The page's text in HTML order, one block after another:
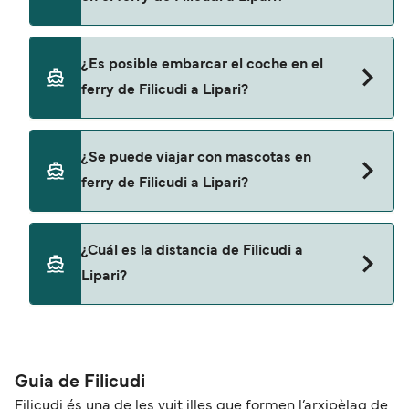
Además, también puedes consultar nuestra
página de ofertas para descrubrir las últimas
navieras.
a Lipari con:
¿Es posible embarcar el coche en el
ferry de Filicudi a Lipari?
Lipari con
¿Se puede viajar con mascotas en
ferry de Filicudi a Lipari?
ferry. Puede que necesites el pasaporte de tus
mascotas y otros documentos. Actualmente
puedes viajar con mascotas con:
¿Cuál es la distancia de Filicudi a
Lipari?
Guia de Filicudi
Filicudi és una de les vuit illes que formen l’arxipèlag de